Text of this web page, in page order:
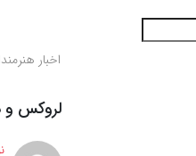
اخبار
لروکس و